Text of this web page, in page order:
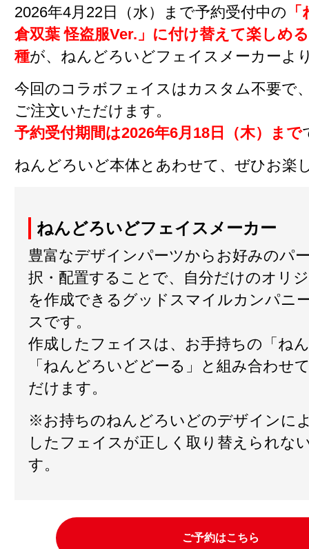
2026年4月22日（水）まで予約受付中の
倉双葉 怪盗服Ver.」に付け替えて楽しめ
種が、ねんどろいどフェイスメーカーよ
今回のコラボフェイスはカスタム不要で
ご注文いただけます。
予約受付期間は2026年6月18日（木）まで
ねんどろいど本体とあわせて、ぜひお楽
ねんどろいどフェイスメーカー
豊富なデザインパーツからお好みのパ
択・配置することで、自分だけのオリ
を作成できるグッドスマイルカンパニ
スです。
作成したフェイスは、お手持ちの「ね
「ねんどろいどどーる」と組み合わせ
だけます。
※お持ちのねんどろいどのデザインに
したフェイスが正しく取り替えられな
す。
ご予約はこちら